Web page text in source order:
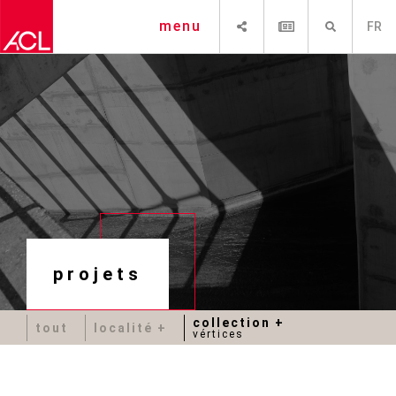
FR
menu
projets
tout localité collection
vértices